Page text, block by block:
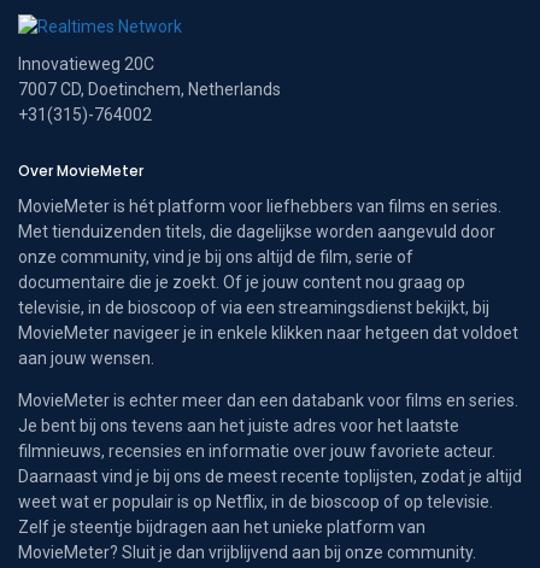
Innovatieweg 20C
7007 CD, Doetinchem, Netherlands
+31(315)-764002
Over MovieMeter
MovieMeter is hét platform voor liefhebbers van films en series.
Met tienduizenden titels, die dagelijkse worden aangevuld door
onze community, vind je bij ons altijd de film, serie of
documentaire die je zoekt. Of je jouw content nou graag op
televisie, in de bioscoop of via een streamingsdienst bekijkt, bij
MovieMeter navigeer je in enkele klikken naar hetgeen dat voldoet
aan jouw wensen.
MovieMeter is echter meer dan een databank voor films en series.
Je bent bij ons tevens aan het juiste adres voor het laatste
filmnieuws, recensies en informatie over jouw favoriete acteur.
Daarnaast vind je bij ons de meest recente toplijsten, zodat je altijd
weet wat er populair is op Netflix, in de bioscoop of op televisie.
Zelf je steentje bijdragen aan het unieke platform van
MovieMeter? Sluit je dan vrijblijvend aan bij onze community.